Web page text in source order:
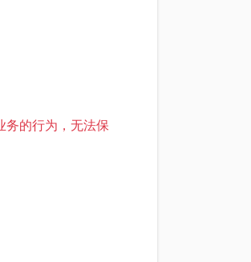
务的行为，无法保